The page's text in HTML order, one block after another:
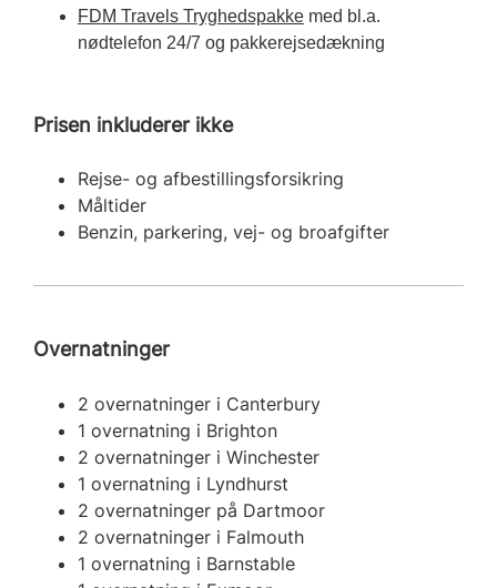
FDM Travels Tryghedspakke med bl.a.
nødtelefon 24/7 og pakkerejsedækning
Prisen inkluderer ikke
Rejse- og afbestillingsforsikring
Måltider
Benzin, parkering, vej- og broafgifter
Overnatninger
2 overnatninger i Canterbury
1 overnatning i Brighton
2 overnatninger i Winchester
1 overnatning i Lyndhurst
2 overnatninger på Dartmoor
2 overnatninger i Falmouth
1 overnatning i Barnstable